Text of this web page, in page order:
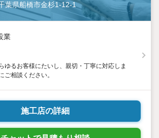
葉県船橋市金杉1-12-1
業
ゆるお客様にたいし、親切・丁寧に対応しま
ご相談ください。
施工店の詳細